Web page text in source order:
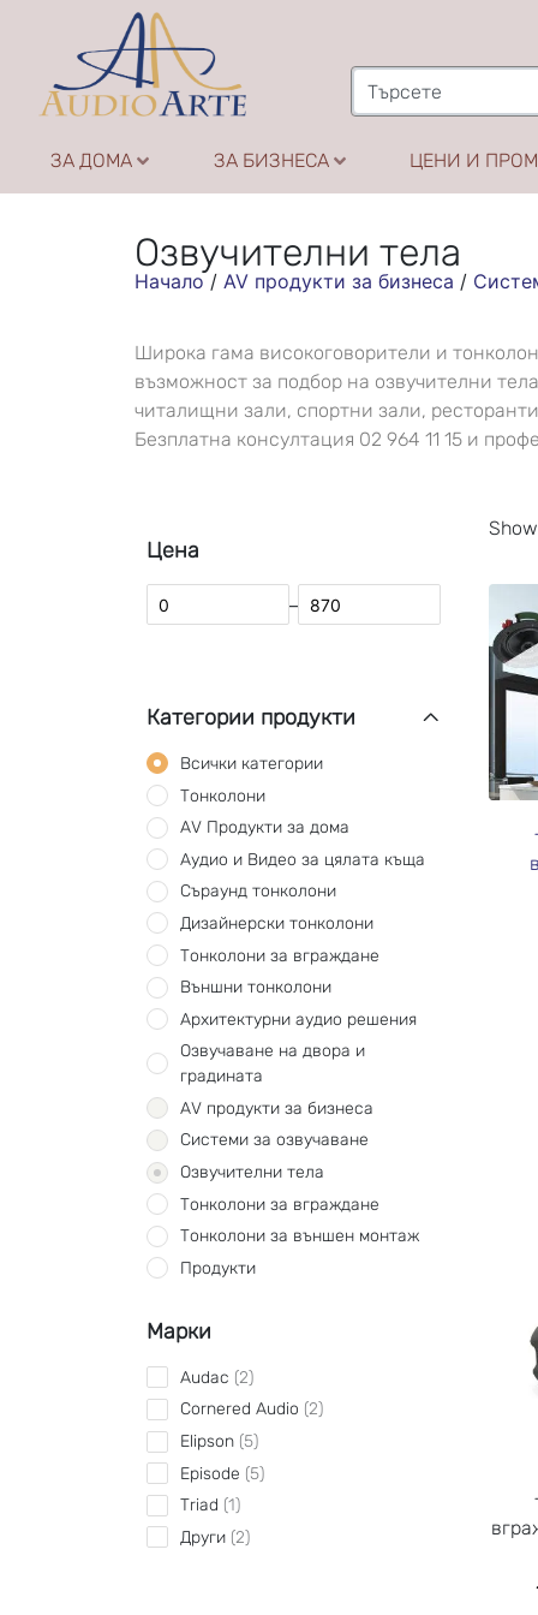
ЗА ДОМА ЗА БИЗНЕСА ЦЕНИ И
Озвучителни тела
Начало / AV продукти за бизнеса /
Широка гама високоговорители и
възможност за подбор на озвучителни
читалищни зали, спортни зали,
Безплатна консултация 02 964 11 15 и
Цена
–
Категории продукти
Всички категории
Тонколони
AV Продукти за дома
Aудио и Видео за цялата къща
Съраунд тонколони
Дизайнерски тонколони
Тонколони за вграждане
Външни тонколони
Архитектурни аудио решения
Озвучаване на двора и
градината
AV продукти за бизнеса
Системи за озвучаване
Озвучителни тела
Тонколони за вграждане
Тонколони за външен монтаж
Продукти
Марки
Audac 2
Cornered Audio 2
Elipson 5
Episode 5
Triad 1
Други 2